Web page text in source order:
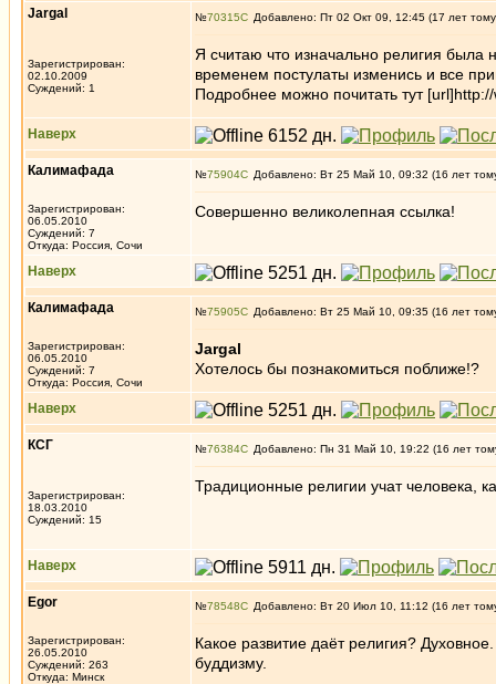
Jargal
Зарегистрирован:
02.10.2009
Суждений: 1
№70315 Добавлено: Пт 02 Окт 09, 12:45 (17 лет
Я считаю что изначально религия была
временем постулаты изменись и все
Подробнее можно почитать тут
Наверх
Калимафада
Зарегистрирован:
06.05.2010
Суждений: 7
Откуда: Россия, Сочи
№75904 Добавлено: Вт 25 Май 10, 09:32 (16 лет
Совершенно великолепная ссылка!
Наверх
Калимафада
Зарегистрирован:
06.05.2010
Суждений: 7
Откуда: Россия, Сочи
№75905 Добавлено: Вт 25 Май 10, 09:35 (16 лет
Jargal
Хотелось бы познакомиться поближе!?
Наверх
КСГ
Зарегистрирован:
18.03.2010
Суждений: 15
№76384 Добавлено: Пн 31 Май 10, 19:22 (16 лет
Традиционные религии учат человека,
Наверх
Egor
Зарегистрирован:
26.05.2010
Суждений: 263
Откуда: Минск
№78548 Добавлено: Вт 20 Июл 10, 11:12 (16 лет
Какое развитие даёт религия?
буддизму.